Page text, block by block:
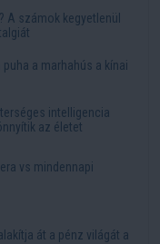
A számok kegyetlenül
a marhahús a kínai
intelligencia
az életet
vs mindennapi
át a pénz világát a